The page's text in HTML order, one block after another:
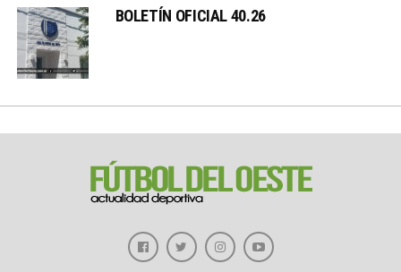
BOLETÍN OFICIAL 40.26